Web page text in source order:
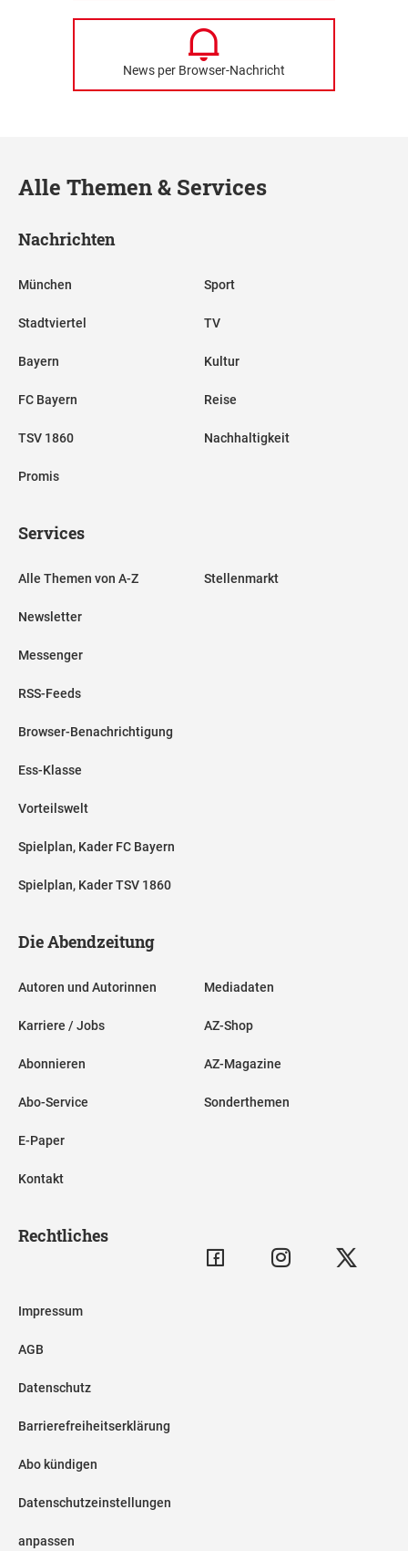
News per Browser-Nachricht
Alle Themen & Services
Nachrichten
München
Stadtviertel
Bayern
FC Bayern
TSV 1860
Promis
Sport
TV
Kultur
Reise
Nachhaltigkeit
Services
Alle Themen von A-Z
Newsletter
Messenger
RSS-Feeds
Browser-Benachrichtigung
Ess-Klasse
Vorteilswelt
Spielplan, Kader FC Bayern
Spielplan, Kader TSV 1860
Stellenmarkt
Die Abendzeitung
Autoren und Autorinnen
Karriere / Jobs
Abonnieren
Abo-Service
E-Paper
Kontakt
Mediadaten
AZ-Shop
AZ-Magazine
Sonderthemen
Rechtliches
Impressum
AGB
Datenschutz
Barrierefreiheitserklärung
Abo kündigen
Datenschutzeinstellungen
anpassen